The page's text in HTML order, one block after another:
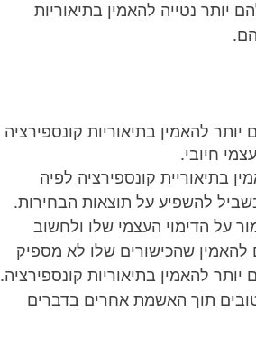
יותר נטייה להאמין בתיאוריות
להאמין בתיאוריות קונספירציה
חיובי.
בתיאוריית קונספירציה לפיה
להשפיע על תוצאות הבחירות.
על הדימוי העצמי שלו ולחשוב
שהכישורים שלו לא מספיק
להאמין בתיאוריות קונספירציה.
תוך האשמת אחרים בדברים